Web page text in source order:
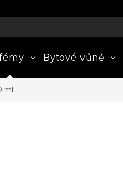
Bytové vůně
ml